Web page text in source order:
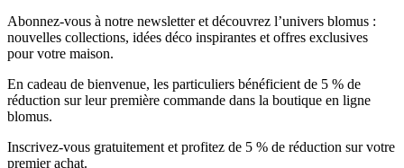
Abonnez-vous à notre newsletter et découvrez l’univers blomus :
nouvelles collections, idées déco inspirantes et offres exclusives
pour votre maison.
En cadeau de bienvenue, les particuliers bénéficient de 5 % de
réduction sur leur première commande dans la boutique en ligne
blomus.
Inscrivez-vous gratuitement et profitez de 5 % de réduction sur votre
premier achat.